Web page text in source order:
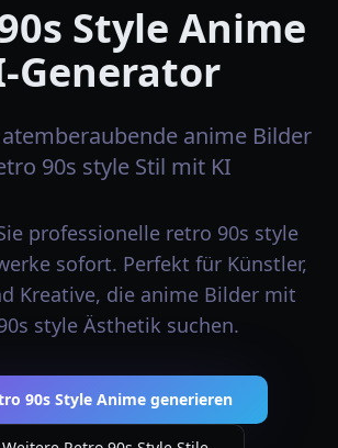
Style Anime
Generator
atemberaubende anime Bilder
90s style Stil mit KI
professionelle retro 90s style
sofort. Perfekt für Künstler,
Kreative, die anime Bilder mit
style Ästhetik suchen.
90s Style Anime generieren